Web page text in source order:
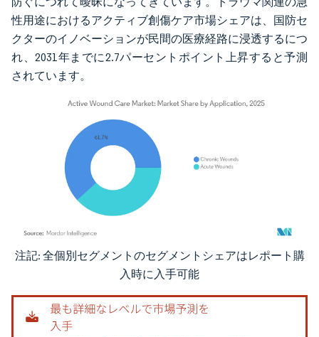
性用途におけるアクティブ創傷ケア市場シェアは、国防セ
クターのイノベーションが民間の医療経路に浸透するにつ
れ、2031年までに2.7パーセントポイント上昇すると予測
されています。
画像 © Mordor Intelligence。再利用にはCC BY 4.0の表示が必要です。
注記: 全個別セグメントのセグメントシェアはレポート購
入時に入手可能